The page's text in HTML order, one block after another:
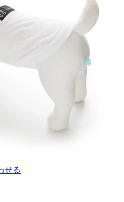
せる